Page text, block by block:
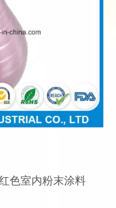
色室内粉末涂料